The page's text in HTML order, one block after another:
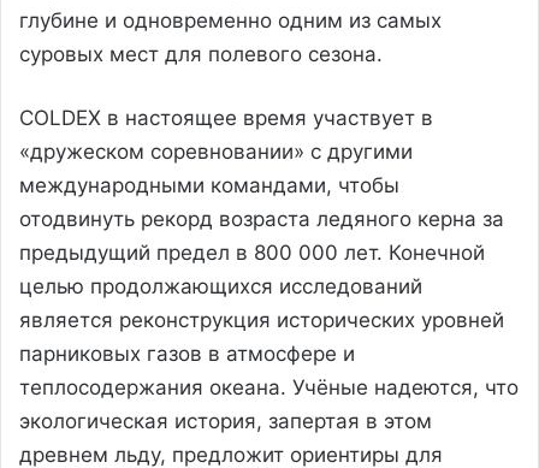
глубине и одновременно одним из самых
суровых мест для полевого сезона.
COLDEX в настоящее время участвует в
«дружеском соревновании» с другими
международными командами, чтобы
отодвинуть рекорд возраста ледяного керна за
предыдущий предел в 800 000 лет. Конечной
целью продолжающихся исследований
является реконструкция исторических уровней
парниковых газов в атмосфере и
теплосодержания океана. Учёные надеются, что
экологическая история, запертая в этом
древнем льду, предложит ориентиры для